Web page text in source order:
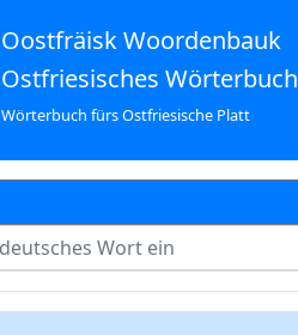
Oostfräisk Woordenbauk
Ostfriesisches Wörterbuch
Wörterbuch fürs Ostfriesische Platt